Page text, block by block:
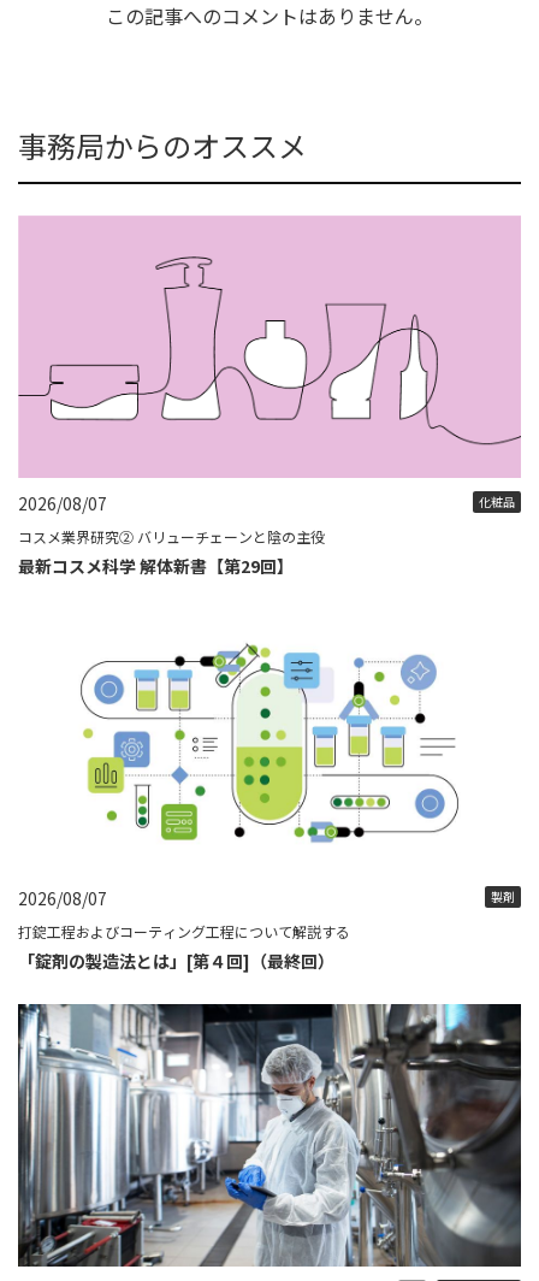
この記事へのコメントはありません。
事務局からのオススメ
2026/08/07 化粧品
コスメ業界研究② バリューチェーンと陰の主役
最新コスメ科学 解体新書【第29回】
2026/08/07 製剤
打錠工程およびコーティング工程について解説する
「錠剤の製造法とは」[第４回]（最終回）